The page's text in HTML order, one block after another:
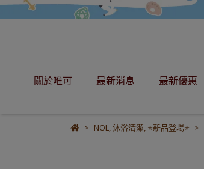
關於唯可 最新消息 最新優惠
NOL,沐浴清潔,⭐新品登場⭐